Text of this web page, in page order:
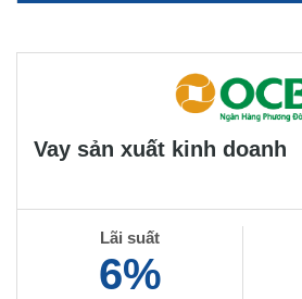
Vay sản xuất kinh doanh
Lãi suất
6%